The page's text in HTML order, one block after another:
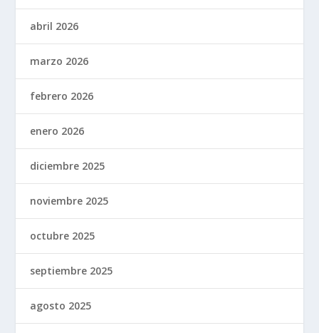
abril 2026
marzo 2026
febrero 2026
enero 2026
diciembre 2025
noviembre 2025
octubre 2025
septiembre 2025
agosto 2025